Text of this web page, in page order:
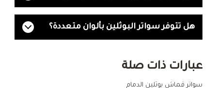
هل تتوفر سواتر البوثلين بألوان متعددة؟
عبارات ذات صلة
سواتر قماش بوثلين الدمام